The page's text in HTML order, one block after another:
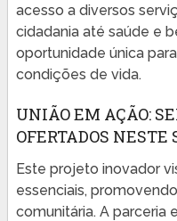
acesso a diversos
cidadania até saúde e
oportunidade única
condições de vida.
UNIÃO EM AÇÃO:
OFERTADOS NESTE
Este projeto inovador
essenciais,
comunitária. A parceria